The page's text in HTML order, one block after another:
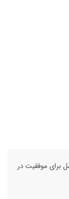
برای موفقیت در